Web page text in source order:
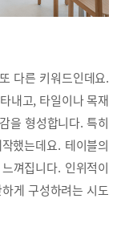
다른 키워드인데요.
내고, 타일이나 목재
을 형성합니다. 특히
했는데요. 테이블의
껴집니다. 인위적이
게 구성하려는 시도